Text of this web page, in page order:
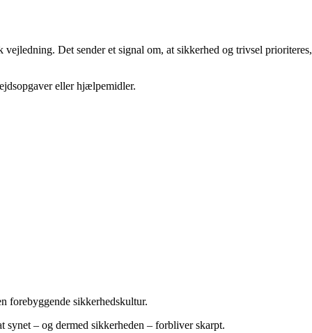
Det sender et signal om, at sikkerhed og trivsel prioriteres,
eller hjælpemidler.
forebyggende sikkerhedskultur.
synet – og dermed sikkerheden – forbliver skarpt.